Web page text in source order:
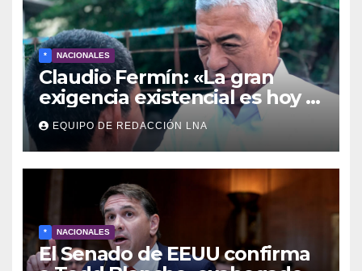
* NACIONALES
Claudio Fermín: «La gran
exigencia existencial es hoy la
defensa de la soberanía»
EQUIPO DE REDACCIÓN LNA
* NACIONALES
El Senado de EEUU confirma